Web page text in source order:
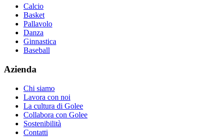
Calcio
Basket
Pallavolo
Danza
Ginnastica
Baseball
Azienda
Chi siamo
Lavora con noi
La cultura di Golee
Collabora con Golee
Sostenibilità
Contatti